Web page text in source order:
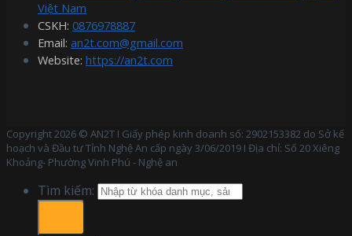
Việt Nam
CSKH: 0876978887
Email: an2t.com@gmail.com
Website: https://an2t.com
Copyright 2026 © AN2T I Giấy phép kinh doanh số: 2902153382 do Sở kế
hoạch và Đầu tư Tỉnh Nghệ An cấp ngày 3/06/2019 I Địa chỉ: Số 20 Xiêng
Khoảng- Phường Vinh Phú - Nghệ an
Tìm kiếm: